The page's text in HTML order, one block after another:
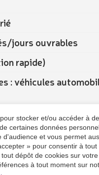
jours ouvrables
rapide)
: véhicules
La Motte Pétrée
Notre
stocker et/ou accéder à
certaines données
et vous permet
» pour consentir à
dépôt de cookies sur
à tout moment sur